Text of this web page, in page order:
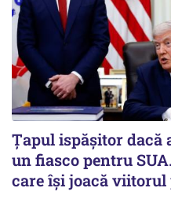
Țapul ispășitor
un fiasco pentru
care își joacă